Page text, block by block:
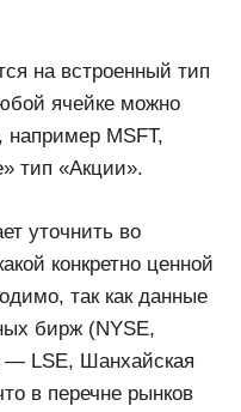
на встроенный тип
ячейке можно
например MSFT,
тип «Акции».
уточнить во
конкретно ценной
так как данные
бирж (NYSE,
— LSE, Шанхайская
в перечне рынков